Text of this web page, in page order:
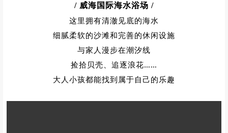
/ 威海国际海水浴场 /
这里拥有清澈见底的海水
细腻柔软的沙滩和完善的休闲设施
与家人漫步在潮汐线
捡拾贝壳、追逐浪花……
大人小孩都能找到属于自己的乐趣